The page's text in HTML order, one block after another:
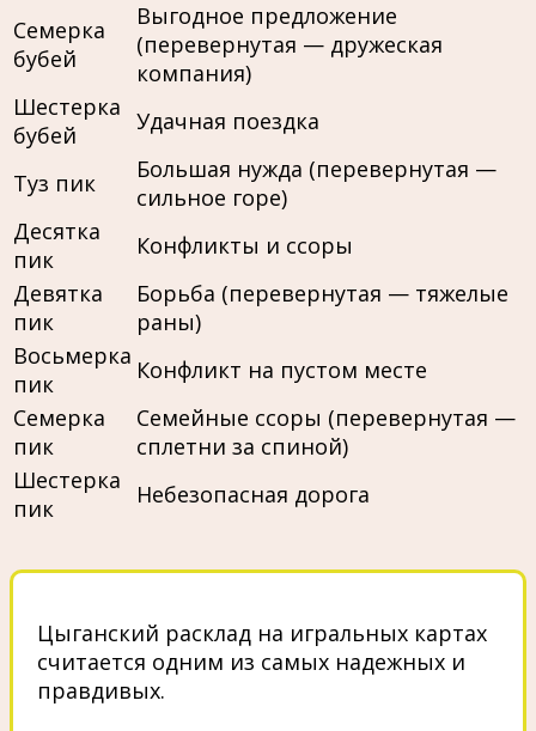
Семерка
бубей
Выгодное предложение
(перевернутая — дружеская
компания)
Шестерка
бубей
Удачная поездка
Туз пик
Большая нужда (перевернутая —
сильное горе)
Десятка
пик
Конфликты и ссоры
Девятка
пик
Борьба (перевернутая — тяжелые
раны)
Восьмерка
пик
Конфликт на пустом месте
Семерка
пик
Семейные ссоры (перевернутая —
сплетни за спиной)
Шестерка
пик
Небезопасная дорога
Цыганский расклад на игральных картах
считается одним из самых надежных и
правдивых.